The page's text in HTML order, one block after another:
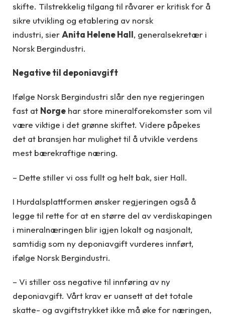
skifte. Tilstrekkelig tilgang til råvarer er kritisk for å
sikre utvikling og etablering av norsk
industri, sierAnita Helene Hall, generalsekretær i
Norsk Bergindustri.
Negative til deponiavgift
Ifølge Norsk Bergindustri slår den nye regjeringen
fast at Norge har store mineralforekomster som vil
være viktige i det grønne skiftet. Videre påpekes
det at bransjen har mulighet til å utvikle verdens
mest bærekraftige næring.
– Dette stiller vi oss fullt og helt bak, sier Hall.
I Hurdalsplattformen ønsker regjeringen også å
legge til rette for at en større del av verdiskapingen
i mineralnæringen blir igjen lokalt og nasjonalt,
samtidig som ny deponiavgift vurderes innført,
ifølge Norsk Bergindustri.
– Vi stiller oss negative til innføring av ny
deponiavgift. Vårt krav er uansett at det totale
skatte- og avgiftstrykket ikke må øke for næringen,